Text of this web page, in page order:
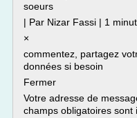
soeurs
| Par Nizar Fassi | 1
×
commentez, partagez
données si besoin
Fermer
Votre adresse de
champs obligatoires sont